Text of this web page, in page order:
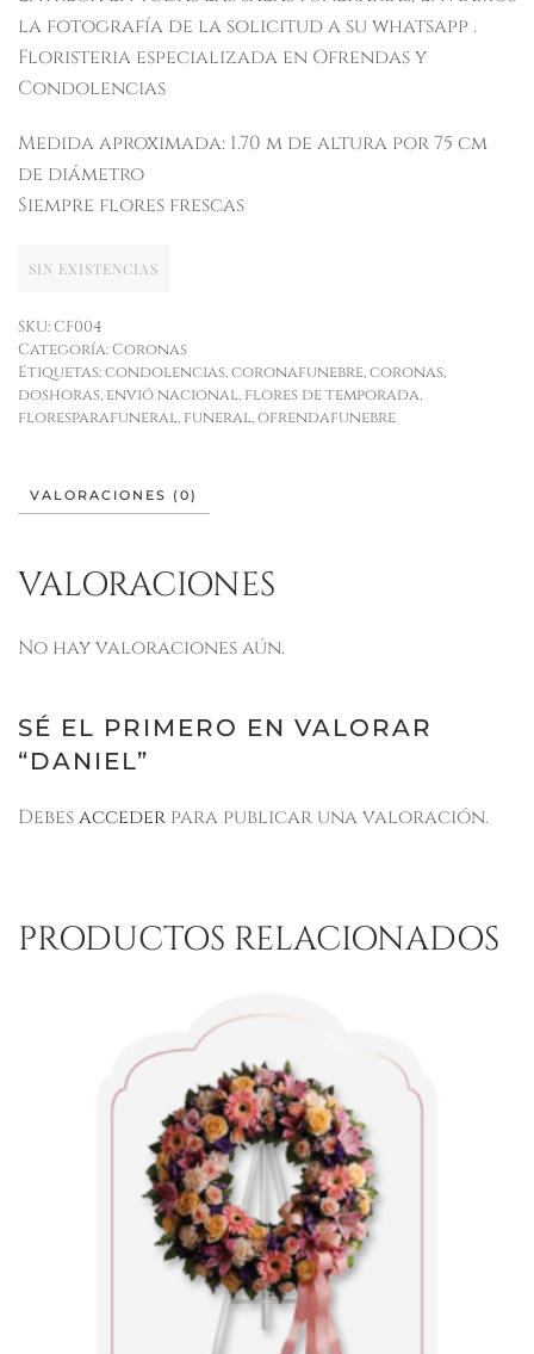
la fotografía de la solicitud a su whatsapp .
Floristeria especializada en Ofrendas y
Condolencias
Medida aproximada: 1.70 m de altura por 75 cm
de diámetro
Siempre flores frescas
SIN EXISTENCIAS
SKU:CF004
Categoría:Coronas
Etiquetas:condolencias,coronafunebre,coronas,
doshoras, envió nacional, flores de temporada,
floresparafuneral, funeral,ofrendafunebre
VALORACIONES (0)
VALORACIONES
No hay valoraciones aún.
SÉ EL PRIMERO EN VALORAR
“DANIEL”
Debesacceder para publicar una valoración.
PRODUCTOS RELACIONADOS